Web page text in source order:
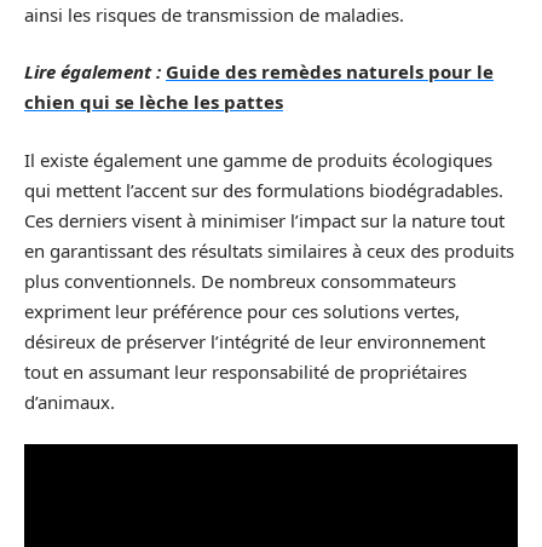
ainsi les risques de transmission de maladies.
Lire également : Guide des remèdes naturels pour le
chien qui se lèche les pattes
Il existe également une gamme de produits écologiques
qui mettent l’accent sur des formulations biodégradables.
Ces derniers visent à minimiser l’impact sur la nature tout
en garantissant des résultats similaires à ceux des produits
plus conventionnels. De nombreux consommateurs
expriment leur préférence pour ces solutions vertes,
désireux de préserver l’intégrité de leur environnement
tout en assumant leur responsabilité de propriétaires
d’animaux.